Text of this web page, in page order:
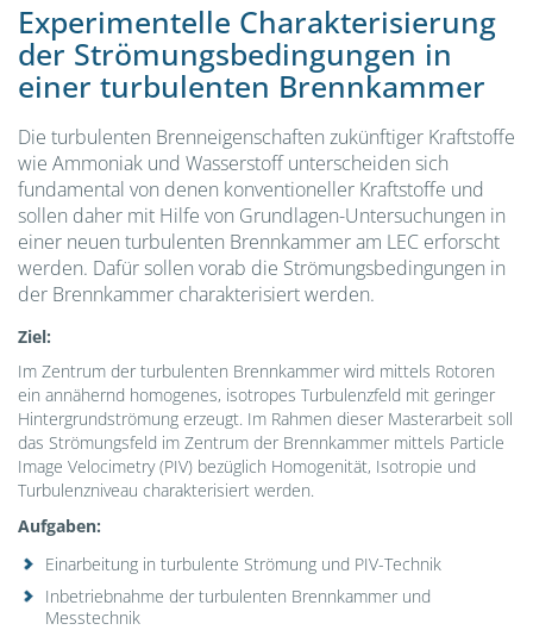
Experimentelle Charakterisierung
der Strömungsbedingungen in
einer turbulenten Brennkammer
Die turbulenten Brenneigenschaften zukünftiger Kraftstoffe
wie Ammoniak und Wasserstoff unterscheiden sich
fundamental von denen konventioneller Kraftstoffe und
sollen daher mit Hilfe von Grundlagen-Untersuchungen in
einer neuen turbulenten Brennkammer am LEC erforscht
werden. Dafür sollen vorab die Strömungsbedingungen in
der Brennkammer charakterisiert werden.
Ziel:
Im Zentrum der turbulenten Brennkammer wird mittels Rotoren
ein annähernd homogenes, isotropes Turbulenzfeld mit geringer
Hintergrundströmung erzeugt. Im Rahmen dieser Masterarbeit soll
das Strömungsfeld im Zentrum der Brennkammer mittels Particle
Image Velocimetry (PIV) bezüglich Homogenität, Isotropie und
Turbulenzniveau charakterisiert werden.
Aufgaben:
Einarbeitung in turbulente Strömung und PIV-Technik
Inbetriebnahme der turbulenten Brennkammer und
Messtechnik